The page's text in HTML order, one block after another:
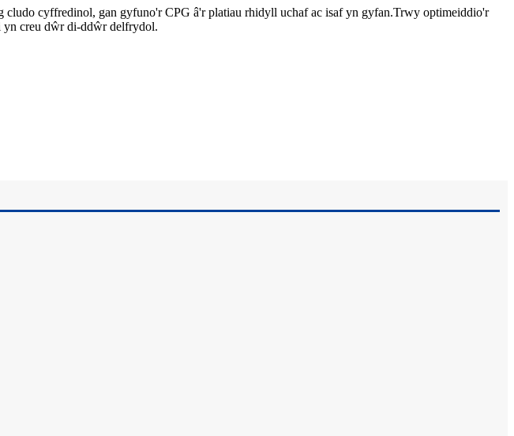
cludo cyffredinol, gan gyfuno'r CPG â'r platiau rhidyll uchaf ac isaf yn gyfan.Trwy optimeiddio'r
yn creu dŵr di-ddŵr delfrydol.